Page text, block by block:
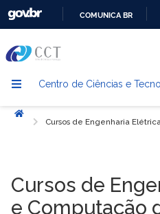
COMUNICA BR
Centro de Ciências e
Início
Cursos de Engenharia
Cursos de
e Computação